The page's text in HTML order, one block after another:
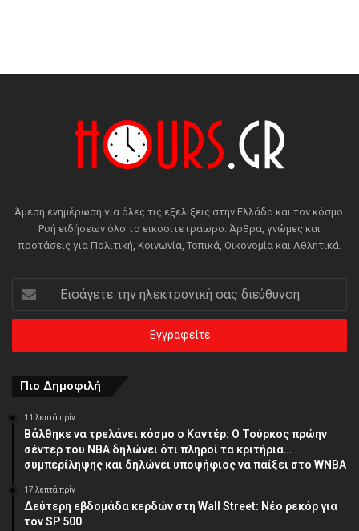
Άμεση ενημέρωση για όλες τις εξελίξεις στην Ελλάδα και τον κόσμο.
Ροή ειδήσεων όλο το εικοσιτετράωρο. Άρθρα, γνώμες και
προτάσεις για Πολιτική, Κοινωνία, Τοπικά, Οικονομία και Αθλητικά.
Εισάγετε
την
ηλεκτρονική
διεύθυνση
Πιο Δημοφιλή
11 λεπτά πρίν
Βάλθηκε να τρελάνει κόσμο ο Καντέρ: Ο Τούρκος πρώην
σέντερ του NBA δηλώνει ότι πληροί τα κριτήρια…
συμπερίληψης και δηλώνει υποψήφιος να παίξει στο WNBA
17 λεπτά πρίν
Δεύτερη εβδομάδα κερδών στη Wall Street: Νέο ρεκόρ για
τον SP 500